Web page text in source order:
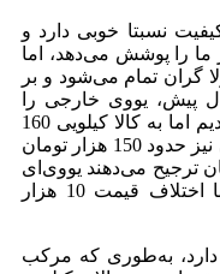
نسبتا خوبی دارد و
90 درصد نیاز ما را پوشش می‌دهد، اما
گران تمام می‌شود و بر
پیش، یووی خارجی را
کیلویی 20 هزار تومان خریداری می‌کردیم اما به کالا کیلویی 160
هزار تومان رسیده است و یووی داخلی نیز حدود 150 هزار تومان
ترجیح می‌دهند یووی‌ای
که از آلمان وارد کشور می‌شود را با اختلاف قیمت 10 هزار
به‌طوری که مرکب